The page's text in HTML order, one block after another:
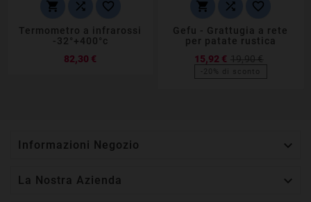
  
Termometro a infrarossi
-32°+400°c
82,30 €
  
Gefu - Grattugia a rete
per patate rustica
15,92 €
Informazioni Negozio 
La Nostra Azienda 